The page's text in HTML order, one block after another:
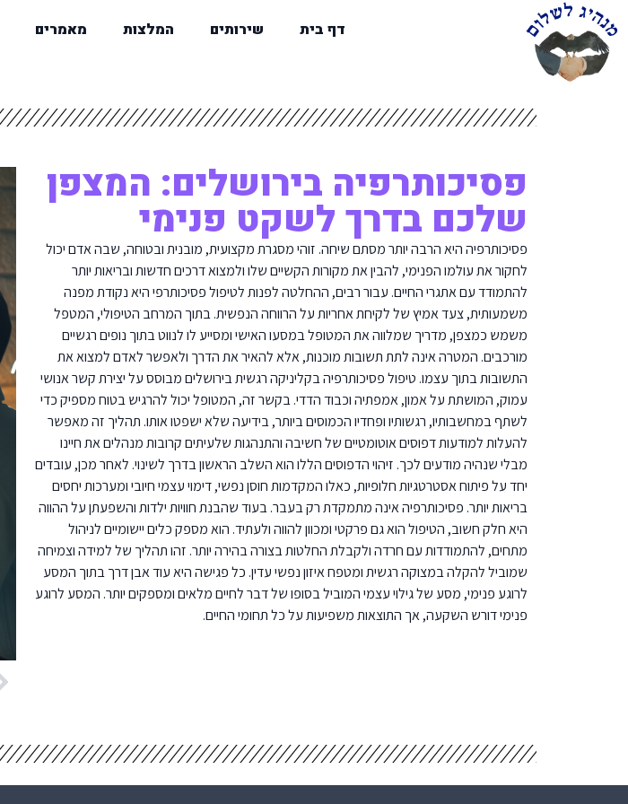
דף בית שירותים המלצות מאמרים
פסיכותרפיה בירושלים: המצפן
שלכם בדרך לשקט פנימי
פסיכותרפיה היא הרבה יותר מסתם שיחה. זוהי מסגרת מקצועית, מובנית ובטוחה, שבה אדם יכול
לחקור את עולמו הפנימי, להבין את מקורות הקשיים שלו ולמצוא דרכים חדשות ובריאות יותר
להתמודד עם אתגרי החיים. עבור רבים, ההחלטה לפנות לטיפול פסיכותרפי היא נקודת מפנה
משמעותית, צעד אמיץ של לקיחת אחריות על הרווחה הנפשית. בתוך המרחב הטיפולי, המטפל
משמש כמצפן, מדריך שמלווה את המטופל במסעו האישי ומסייע לו לנווט בתוך נופים רגשיים
מורכבים. המטרה אינה לתת תשובות מוכנות, אלא להאיר את הדרך ולאפשר לאדם למצוא את
התשובות בתוך עצמו. טיפול פסיכותרפיה בקליניקה רגשית בירושלים מבוסס על יצירת קשר אנושי
עמוק, המושתת על אמון, אמפתיה וכבוד הדדי. בקשר זה, המטופל יכול להרגיש בטוח מספיק כדי
לשתף במחשבותיו, רגשותיו ופחדיו הכמוסים ביותר, בידיעה שלא ישפטו אותו. תהליך זה מאפשר
להעלות למודעות דפוסים אוטומטיים של חשיבה והתנהגות שלעיתים קרובות מנהלים את חיינו
מבלי שנהיה מודעים לכך. זיהוי הדפוסים הללו הוא השלב הראשון בדרך לשינוי. לאחר מכן, עובדים
יחד על פיתוח אסטרטגיות חלופיות, כאלו המקדמות חוסן נפשי, דימוי עצמי חיובי ומערכות יחסים
בריאות יותר. פסיכותרפיה אינה מתמקדת רק בעבר. בעוד שהבנת חוויות ילדות והשפעתן על ההווה
היא חלק חשוב, הטיפול הוא גם פרקטי ומכוון להווה ולעתיד. הוא מספק כלים יישומיים לניהול
מתחים, להתמודדות עם חרדה ולקבלת החלטות בצורה בהירה יותר. זהו תהליך של למידה וצמיחה
שמוביל להקלה במצוקה רגשית ומטפח איזון נפשי עדין. כל פגישה היא עוד אבן דרך בתוך המסע
לרוגע פנימי, מסע של גילוי עצמי המוביל בסופו של דבר לחיים מלאים ומספקים יותר. המסע לרוגע
פנימי דורש השקעה, אך התוצאות משפיעות על כל תחומי החיים.